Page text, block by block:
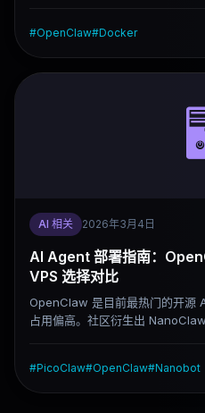
#OpenClaw#Docker
AI 相关 2026年3月4日
AI Agent 部署指南：
VPS 选择对比
OpenClaw 是目前最热门的开源
占用偏高。社区衍生出
#PicoClaw#OpenClaw#Nanobot